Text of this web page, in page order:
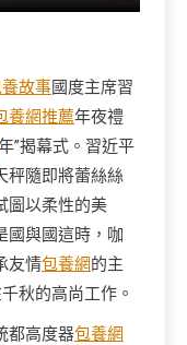
故事國度主席習
養網推薦年夜禮
”揭幕式。習近平
秤隨即將蕾絲絲
圖以柔性的美
國與國這時，咖
友情包養網的主
秋的高尚工作。
都高度器包養網